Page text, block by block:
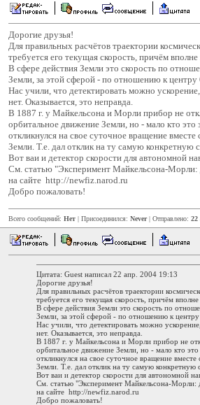
Дорогие друзья!
Для правильных расчётов траектории
требуется его текущая скорость, причём вполне
В сфере действия Земли это скорость по
Земли, за этой сферой - по отношению к центру
Нас учили, что детектировать можно
нет. Оказывается, это неправда.
В 1887 г. у Майкельсона и Морли прибор не
орбитальное движение Земли, но - мало кто это
откликнулся на свое суточное вращение
Земли. Т.е. дал отклик на ту самую конкретную
Вот ваи и детектор скорости для автономной
См. статью "Эксперимент Майкельсона-Морли:
на сайте http://newfiz.narod.ru
Добро пожаловать!
Всего сообщений: Нет | Присоединился: Never| Отправлено: 22
Цитата: Guest написал 22 апр. 2004 19:13
Дорогие друзья!
Для правильных расчётов траектории
требуется его текущая скорость, причём вполне
В сфере действия Земли это скорость по
Земли, за этой сферой - по отношению к центру
Нас учили, что детектировать можно
нет. Оказывается, это неправда.
В 1887 г. у Майкельсона и Морли прибор не
орбитальное движение Земли, но - мало кто это
откликнулся на свое суточное вращение
Земли. Т.е. дал отклик на ту самую конкретную
Вот ваи и детектор скорости для автономной
См. статью "Эксперимент Майкельсона-Морли:
на сайте http://newfiz.narod.ru
Добро пожаловать!